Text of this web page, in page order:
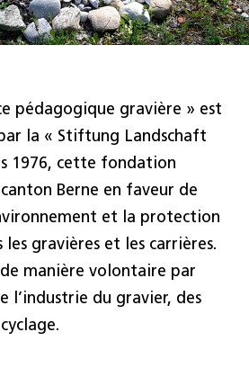
pédagogique gravière » est
la « Stiftung Landschaft
1976, cette fondation
canton Berne en faveur de
et la protection
gravières et les carrières.
manière volontaire par
l’industrie du gravier, des